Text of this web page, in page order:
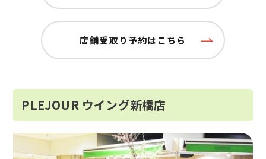
店舗受取り予約はこちら
PLEJOUR ウイング新橋店